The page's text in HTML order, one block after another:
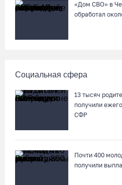
«Дом СВО» в
обработал
Социальная сфера
13 тысяч
получили
СФР
Почти 400
получили